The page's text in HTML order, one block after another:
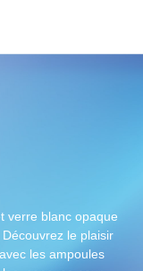
verre blanc opaque
le plaisir
les ampoules